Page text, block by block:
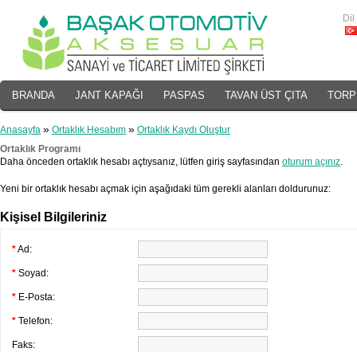
Dil
BRANDA JANT KAPAĞI PASPAS TAVAN ÜST ÇITA
Anasayfa » Ortaklık Hesabım » Ortaklık Kaydı Oluştur
Ortaklık Programı
Daha önceden ortaklık hesabı açtıysanız, lütfen giriş sayfasından oturum açınız.
Yeni bir ortaklık hesabı açmak için aşağıdaki tüm gerekli alanları doldurunuz:
Kişisel Bilgileriniz
*Ad:
* Soyad:
* E-Posta:
* Telefon:
Faks: